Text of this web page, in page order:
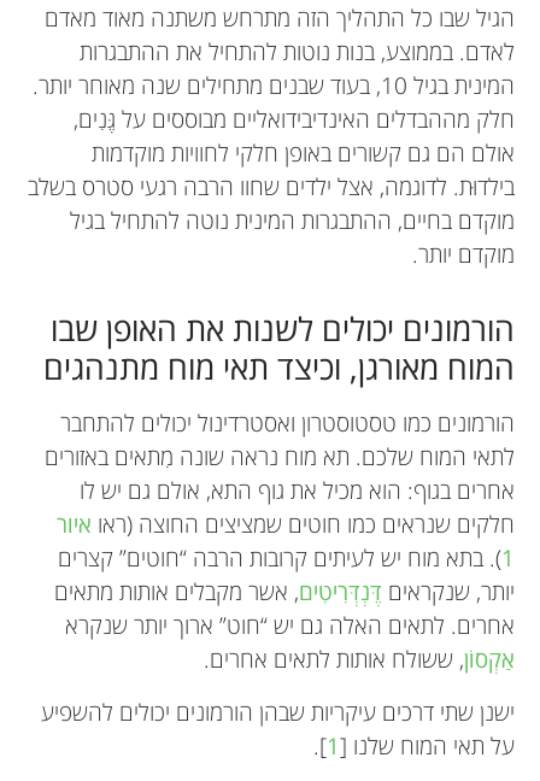
הגיל שבו כל התהליך הזה מתרחש משתנה מאוד מאדם
לאדם. בממוצע, בנות נוטות להתחיל את ההתבגרות
המינית בגיל 10, בעוד שבנים מתחילים שנה מאוחר יותר.
חלק מההבדלים האינדיבידואליים מבוססים על גֶּנִים,
אולם הם גם קשורים באופן חלקי לחוויות מוקדמות
בילדוּת. לדוגמה, אצל ילדים שחוו הרבה רגעי סטרס בשלב
מוקדם בחיים, ההתבגרות המינית נוטה להתחיל בגיל
מוקדם יותר.
הורמונים יכולים לשנות את האופן שבו
המוח מאורגן, וכיצד תאי מוח מתנהגים
הורמונים כמו טסטוסטרון ואסטרדינול יכולים להתחבר
לתאי המוח שלכם. תא מוח נראה שונה מִתאים באזורים
אחרים בגוף: הוא מכיל את גוף התא, אולם גם יש לו
חלקים שנראים כמו חוטים שמציצים החוצה (ראו איור
1). בתא מוח יש לעיתים קרובות הרבה “חוטים” קצרים
יותר, שנקראים דֶּנְדְּרִיטִים, אשר מקבלים אותות מתאים
אחרים. לתאים האלה גם יש “חוט” ארוך יותר שנקרא
אַקְסוֹן, ששולח אותות לתאים אחרים.
ישנן שתי דרכים עיקריות שבהן הורמונים יכולים להשפיע
על תאי המוח שלנו [1
].